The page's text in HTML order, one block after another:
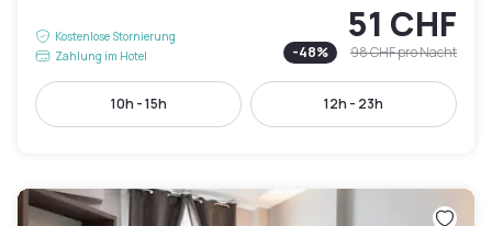
Kostenlose Stornierung
Zahlung im Hotel
51 CHF
-48% 98 CHFpro Nacht
10h - 15h 12h - 23h